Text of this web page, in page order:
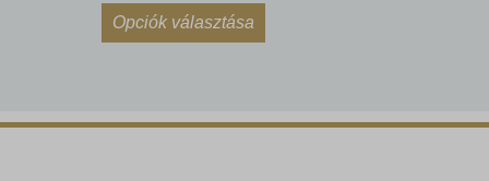
Opciók választása